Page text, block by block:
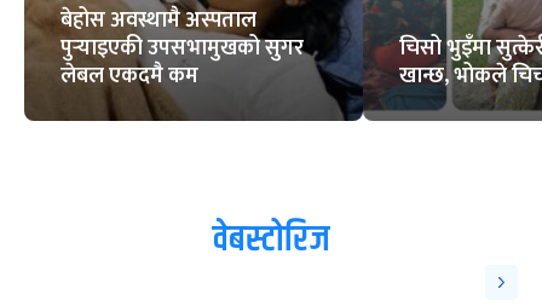
बेहोस अवस्थामै अस्पताल
पुर्‍याइएकी उपसभामुखको सुगर
लेबल एकदमै कम
चिसो भुइँमा
खान्छ, भोकले
वेबस्टोरिज